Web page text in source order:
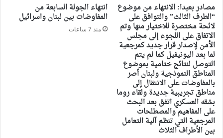
مصادر بعبدا: الانتهاء من موضوع
“الطرف الثالث” والتوافق على
لائحة مختصرة للاختيار منها وتم
الاتفاق على اللجوء إلى مجلس
الأمن لإصدار قرار جديد كمرجعية
لما بعد اليونيفيل كما لم يتم
التوصل لنتائج ختامية بموضوع
المناطق النموذجية ولبنان أصر
بالمفاوضات على الانتقال إلى
مناطق تجريبية جديدة ولقاء روما
بشقه العسكري اتفق بعد البحث
على المفاهيم والمصطلحات
المرجعية التي تنظم آلية التعامل
بين الأطراف الثلاث
انتهاء الجولة السابعة من
المفاوضات بين لبنان واسرائيل
منذ 7 ساعات